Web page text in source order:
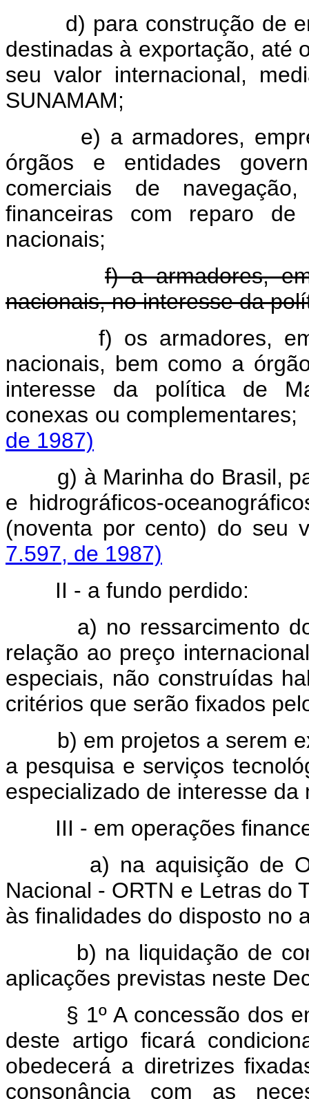
d) para construção de
destinadas à exportação, até
seu valor internacional,
SUNAMAM;
e) a armadores,
órgãos e entidades
comerciais de
financeiras com reparo de
nacionais;
f) a armadores,
nacionais, no interesse da
f) os armadores,
nacionais, bem como a
interesse da política de
conexas ou complementares;
de 1987)
g) à Marinha do Brasil,
e hidrográficos-
(noventa por cento) do seu
7.597, de 1987)
II - a fundo perdido:
a) no ressarcimento do
relação ao preço
especiais, não construídas
critérios que serão fixados
b) em projetos a serem
a pesquisa e serviços
especializado de interesse da
III - em operações
a) na aquisição de
Nacional - ORTN e Letras do
às finalidades do disposto no
b) na liquidação de
aplicações previstas neste
§ 1º A concessão dos
deste artigo ficará
obedecerá a diretrizes
consonância com as